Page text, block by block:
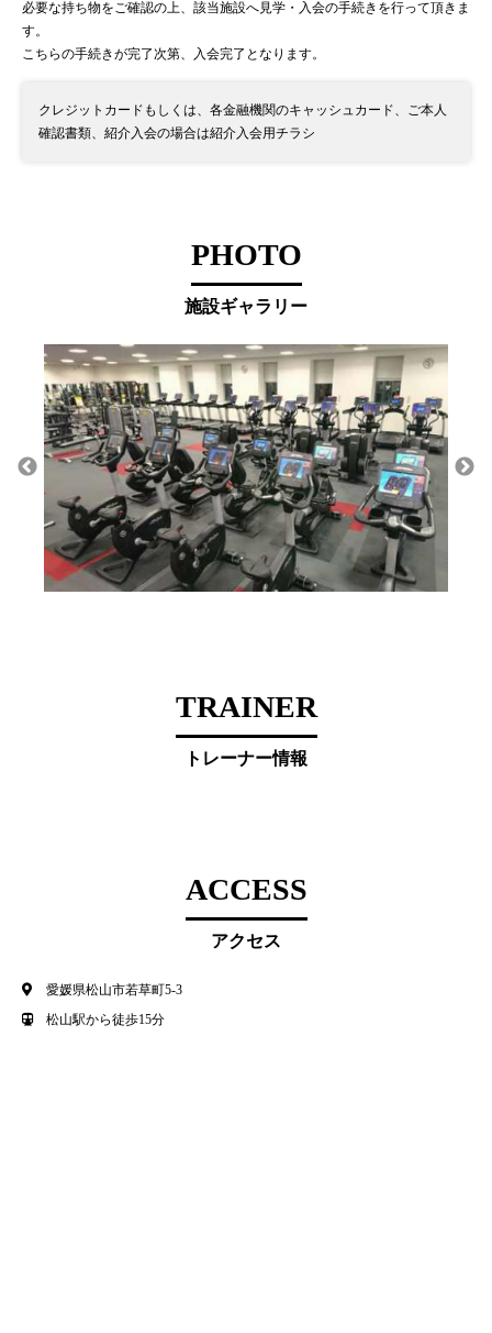
必要な持ち物をご確認の上、該当施設へ見学・入会の手続きを行って頂きま
す。
こちらの手続きが完了次第、入会完了となります。
クレジットカードもしくは、各金融機関のキャッシュカード、ご本人
確認書類、紹介入会の場合は紹介入会用チラシ
PHOTO
施設ギャラリー
TRAINER
トレーナー情報
ACCESS
アクセス
愛媛県松山市若草町5-3
松山駅から徒歩15分